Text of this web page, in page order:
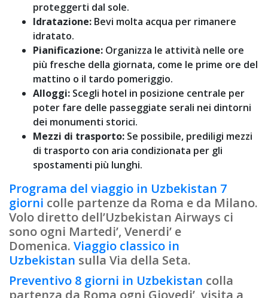
proteggerti dal sole.
Idratazione: Bevi molta acqua per rimanere
idratato.
Pianificazione: Organizza le attività nelle ore
più fresche della giornata, come le prime ore del
mattino o il tardo pomeriggio.
Alloggi: Scegli hotel in posizione centrale per
poter fare delle passeggiate serali nei dintorni
dei monumenti storici.
Mezzi di trasporto: Se possibile, prediligi mezzi
di trasporto con aria condizionata per gli
spostamenti più lunghi.
Programa del viaggio in Uzbekistan 7
giorni colle partenze da Roma e da Milano.
Volo diretto dell’Uzbekistan Airways ci
sono ogni Martedi’, Venerdi’ e
Domenica. Viaggio classico in
Uzbekistan sulla Via della Seta.
Preventivo 8 giorni in Uzbekistan colla
partenza da Roma ogni Giovedi’, visita a